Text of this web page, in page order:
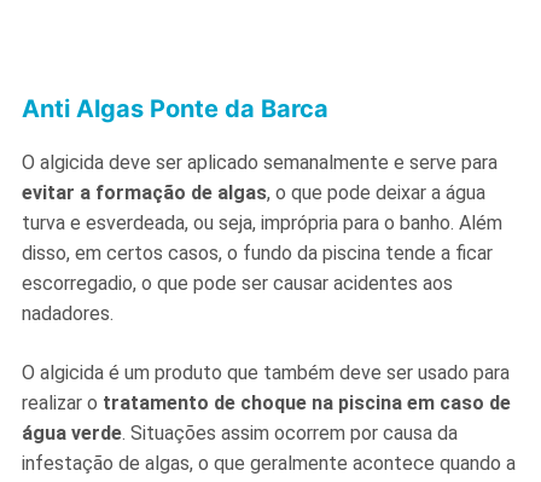
Anti Algas Ponte da Barca
O algicida deve ser aplicado semanalmente e serve para
evitar a formação de algas, o que pode deixar a água
turva e esverdeada, ou seja, imprópria para o banho. Além
disso, em certos casos, o fundo da piscina tende a ficar
escorregadio, o que pode ser causar acidentes aos
nadadores.
O algicida é um produto que também deve ser usado para
realizar o tratamento de choque na piscina em caso de
água verde. Situações assim ocorrem por causa da
infestação de algas, o que geralmente acontece quando a